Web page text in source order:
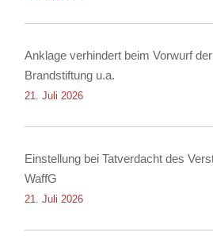
Anklage verhindert beim Vorwurf
Brandstiftung u.a.
21. Juli 2026
Einstellung bei Tatverdacht des
WaffG
21. Juli 2026